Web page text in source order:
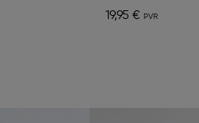
19,95 €